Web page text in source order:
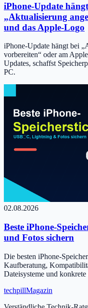
iPhone-Update
„Aktualisierung
und das Apple-Logo
iPhone-Update hängt bei
vorbereiten“ oder am
Updates, schaffst
PC.
02.08.2026
Beste iPhone-
und Fotos sichern
Die besten iPhone-
Kaufberatung,
Dateisysteme und
techpillMagazin